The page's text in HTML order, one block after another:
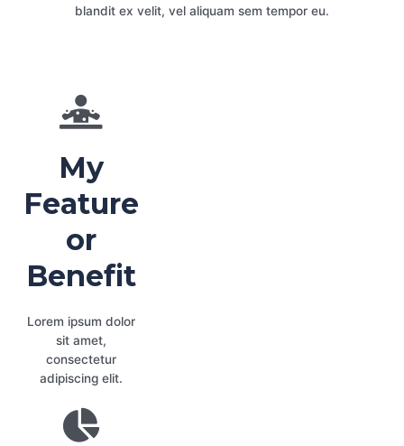
blandit ex velit, vel aliquam sem tempor eu.
My
Feature
or
Benefit
Lorem ipsum dolor
sit amet,
consectetur
adipiscing elit.